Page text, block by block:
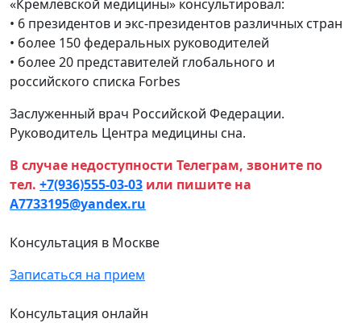
«Кремлёвской медицины» консультировал:
• 6 президентов и экс-президентов различных стран
• более 150 федеральных руководителей
• более 20 представителей глобального и
российского списка Forbes
Заслуженный врач Российской Федерации.
Руководитель Центра медицины сна.
В случае недоступности Телеграм, звоните по
тел. +7(936)555-03-03 или пишите на
A7733195@yandex.ru
Консультация в Москве
Записаться на прием
Консультация онлайн